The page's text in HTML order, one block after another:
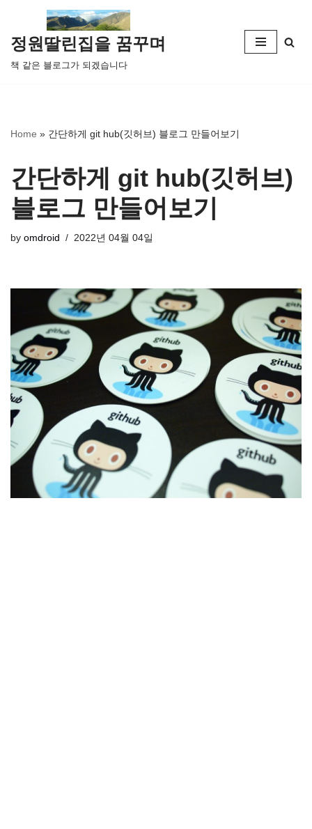
콘
텐
츠
뛰
정원딸린집을 꿈꾸며
책 같은 블로그가 되겠습니다
Home » 간단하게 git hub(깃허브) 블로그 만들어보기
간단하게 git hub(깃허브)
블로그 만들어보기
by omdroid 2022년 04월 04일